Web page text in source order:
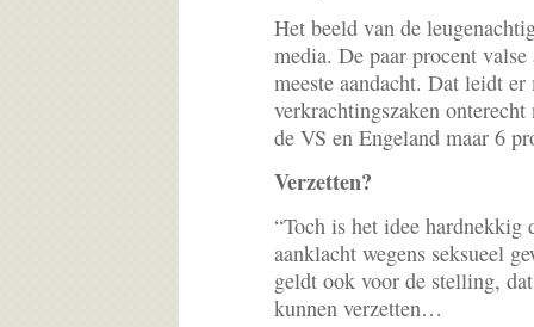
Het beeld van de
media. De paar procent
meeste aandacht. Dat leidt er
verkrachtingszaken
de VS en Engeland maar 6
Verzetten?
“Toch is het idee hardnekkig
aanklacht wegens seksueel
geldt ook voor de stelling,
kunnen verzetten…